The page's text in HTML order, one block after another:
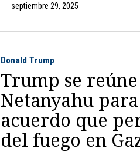
septiembre 29, 2025
Donald Trump
Trump se
Netanyahu
acuerdo que
del fuego en